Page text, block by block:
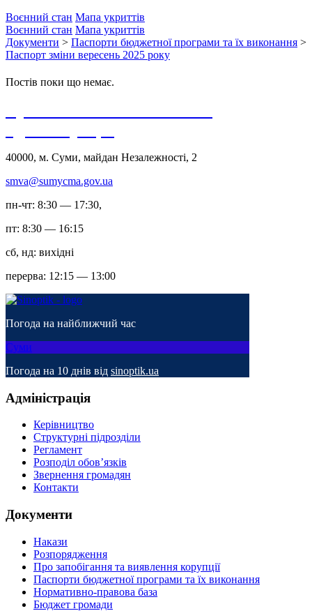
Воєнний стан Мапа укриттів
Воєнний стан Мапа укриттів
Документи > Паспорти бюджетної програми та їх виконання >
Паспорт зміни вересень 2025 року
Постів поки що немає.
40000, м. Суми, майдан Незалежності, 2
smva@sumycma.gov.ua
пн-чт: 8:30 — 17:30,
пт: 8:30 — 16:15
сб, нд: вихідні
перерва: 12:15 — 13:00
Погода на найближчий час
Суми
Погода на 10 днів від sinoptik.ua
Адміністрація
Керівництво
Структурні підрозділи
Регламент
Розподіл обов’язків
Звернення громадян
Контакти
Документи
Накази
Розпорядження
Про запобігання та виявлення корупції
Паспорти бюджетної програми та їх виконання
Нормативно-правова база
Бюджет громади